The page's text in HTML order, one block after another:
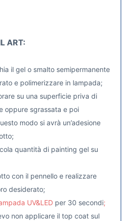
ART:
il gel o smalto semipermanente
e polimerizzare in lampada;
su una superficie priva di
oppure sgrassata e poi
modo si avrà un’adesione
quantità di painting gel su
con il pennello e realizzare
desiderato;
UV&LED per 30 secondi;
non applicare il top coat sul